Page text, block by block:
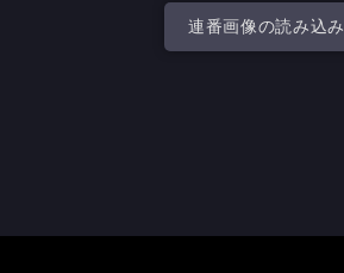
連番画像の読み込み